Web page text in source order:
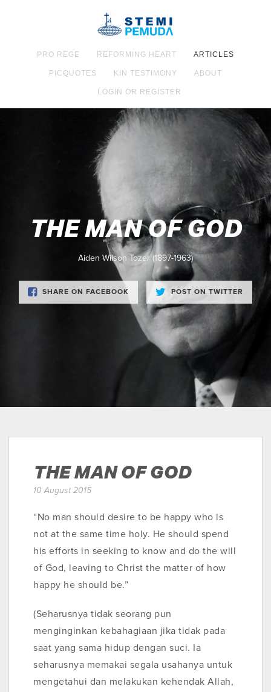
PRO REGE REFORMING HEART ARTICLES
PICQUOTES KIN TESTIMONY ABOUT
LOGIN OR REGISTER
THE MAN OF GOD
Aiden Wilson Tozer (1897-1963)
SHARE ON FACEBOOK POST ON TWITTER
THE MAN OF GOD
10 August 2015
“No man should desire to be happy who is
not at the same time holy. He should spend
his efforts in seeking to know and do the will
of God, leaving to Christ the matter of how
happy he should be.”
(Seharusnya tidak seorang pun
menginginkan kebahagiaan jika tidak pada
saat yang sama hidup dengan suci. Ia
seharusnya memakai segala usahanya untuk
mengetahui dan melakukan kehendak Allah,